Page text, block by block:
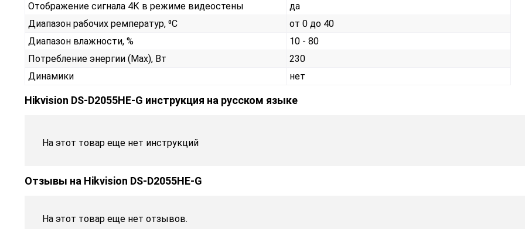
Отображение сигнала 4К в режиме видеостены
да
Диапазон рабочих ремператур, ⁰С
от 0 до 40
Диапазон влажности, %
10 - 80
Потребление энергии (Max), Вт
230
Динамики
нет
Hikvision DS-D2055HE-G инструкция на русском языке
На этот товар еще нет инструкций
Отзывы на Hikvision DS-D2055HE-G
На этот товар еще нет отзывов.